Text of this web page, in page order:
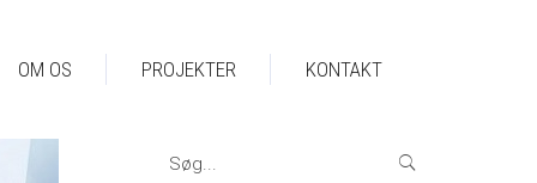
OM OS PROJEKTER KONTAKT
Search